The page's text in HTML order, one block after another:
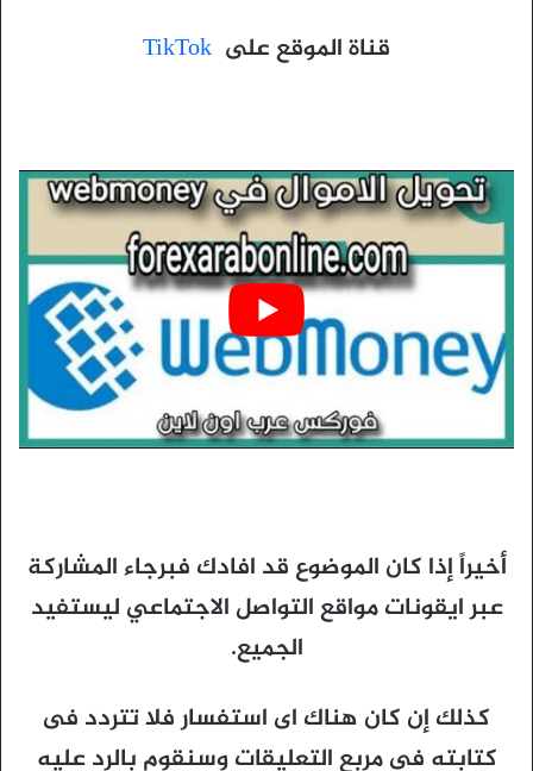
قناة الموقع على TikTok
أخيراً إذا كان الموضوع قد افادك فبرجاء المشاركة
عبر ايقونات مواقع التواصل الاجتماعي ليستفيد
الجميع.
كذلك إن كان هناك اى استفسار فلا تتردد فى
كتابته فى مربع التعليقات وسنقوم بالرد عليه